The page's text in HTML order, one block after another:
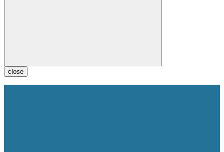
close